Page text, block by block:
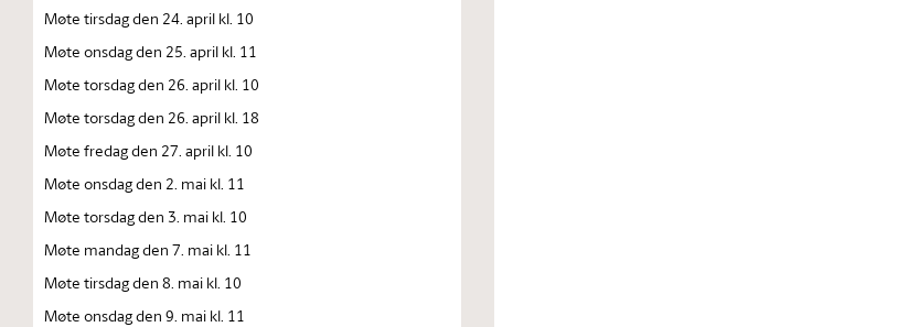
Møte tirsdag den 24. april kl. 10
Møte onsdag den 25. april kl. 11
Møte torsdag den 26. april kl. 10
Møte torsdag den 26. april kl. 18
Møte fredag den 27. april kl. 10
Møte onsdag den 2. mai kl. 11
Møte torsdag den 3. mai kl. 10
Møte mandag den 7. mai kl. 11
Møte tirsdag den 8. mai kl. 10
Møte onsdag den 9. mai kl. 11